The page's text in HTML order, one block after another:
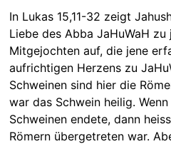
In Lukas 15,11-32 zeigt
Liebe des Abba JaHuWaH zu
Mitgejochten auf, die jene
aufrichtigen Herzens zu
Schweinen sind hier die
war das Schwein heilig.
Schweinen endete, dann
Römern übergetreten war.